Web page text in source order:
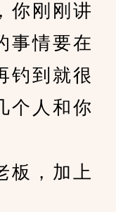
刚刚讲
事情要在
钓到就很
个人和你
，加上